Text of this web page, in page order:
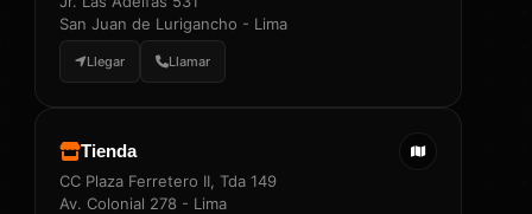
San Juan de Lurigancho - Lima
Llegar Llamar
Tienda
CC Plaza Ferretero II, Tda 149
Av. Colonial 278 - Lima